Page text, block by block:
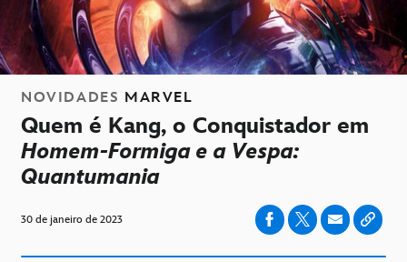
NOVIDADES MARVEL
Quem é Kang, o Conquistador em
Homem-Formiga e a Vespa:
Quantumania
30 de janeiro de 2023